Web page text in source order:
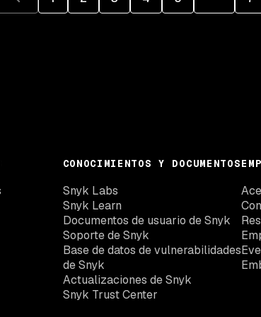
CONOCIMIENTOS Y DOCUMENTOS
Snyk Labs
Snyk Learn
Documentos de usuario de Snyk
Soporte de Snyk
Base de datos de vulnerabilidades
de Snyk
Actualizaciones de Snyk
Snyk Trust Center